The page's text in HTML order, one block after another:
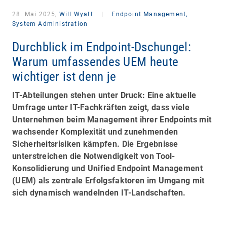
28. Mai 2025, Will Wyatt
Endpoint Management,
System Administration
Durchblick im Endpoint-Dschungel:
Warum umfassendes UEM heute
wichtiger ist denn je
IT-Abteilungen stehen unter Druck: Eine aktuelle
Umfrage unter IT-Fachkräften zeigt, dass viele
Unternehmen beim Management ihrer Endpoints mit
wachsender Komplexität und zunehmenden
Sicherheitsrisiken kämpfen. Die Ergebnisse
unterstreichen die Notwendigkeit von Tool-
Konsolidierung und Unified Endpoint Management
(UEM) als zentrale Erfolgsfaktoren im Umgang mit
sich dynamisch wandelnden IT-Landschaften.